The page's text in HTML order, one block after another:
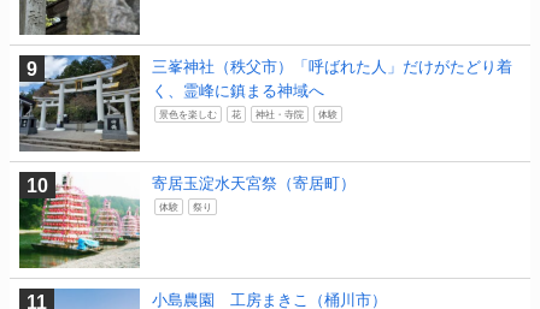
三峯神社（秩父市）「呼ばれた人」だけがたどり着
く、霊峰に鎮まる神域へ
景色を楽しむ 花 神社・寺院 体験
寄居玉淀水天宮祭（寄居町）
体験 祭り
小島農園 工房まきこ（桶川市）